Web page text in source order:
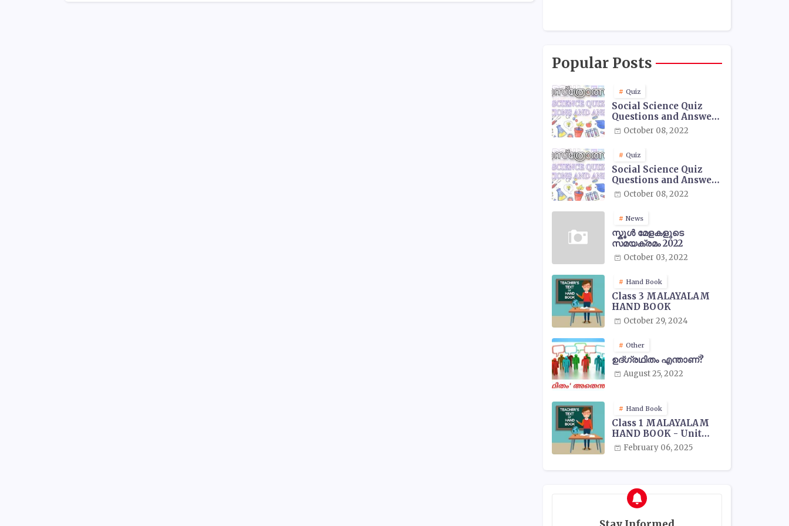
Popular Posts
Quiz
Social Science Quiz
Questions and Answers
- 01October 08, 2022
Quiz
Social Science Quiz
Questions and Answers
- 02October 08, 2022
News
സ്കൂൾ മേളകളുടെ
സമയക്രമം 2022
October 03, 2022
Hand Book
Class 3 MALAYALAM
HAND BOOK
October 29, 2024
Other
ഉദ്ഗ്രഥിതം എന്താണ്?
August 25, 2022
Hand Book
Class 1 MALAYALAM
HAND BOOK - Unit
WiseFebruary 06, 2025